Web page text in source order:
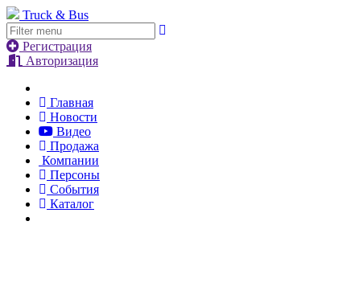
Truck & Bus
Регистрация
Авторизация
Главная
Новости
Видео
Продажа
Компании
Персоны
События
Каталог